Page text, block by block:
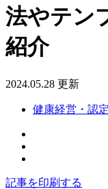
法やテン
紹介
2024.05.28 更新
健康経営・認
記事を印刷する